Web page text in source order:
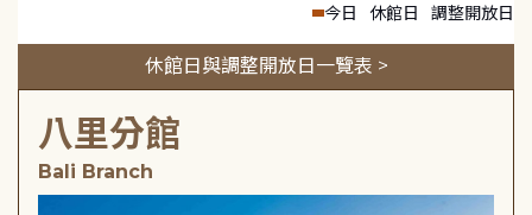
今日 休館日 調整開放日
休館日與調整開放日一覽表 >
八里分館
Bali Branch